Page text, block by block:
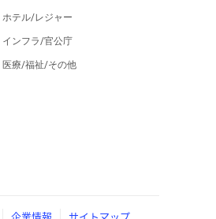
ホテル/レジャー
インフラ/官公庁
医療/福祉/その他